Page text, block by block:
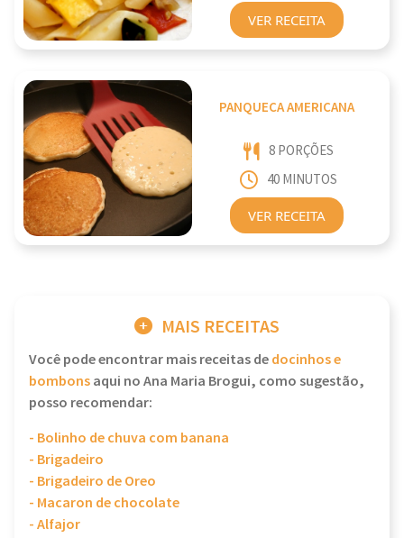
VER RECEITA
PANQUECA AMERICANA
8 PORÇÕES
40 MINUTOS
VER RECEITA
MAIS RECEITAS
Você pode encontrar mais receitas dedocinhos e
bombonsaqui no Ana Maria Brogui, como sugestão,
posso recomendar:
- Bolinho de chuva com banana
- Brigadeiro
- Brigadeiro de Oreo
- Macaron de chocolate
- Alfajor